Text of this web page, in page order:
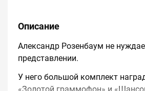
Описание
Александр Розенбаум не
представлении.
У него большой комплект
«Золотой граммофон» и